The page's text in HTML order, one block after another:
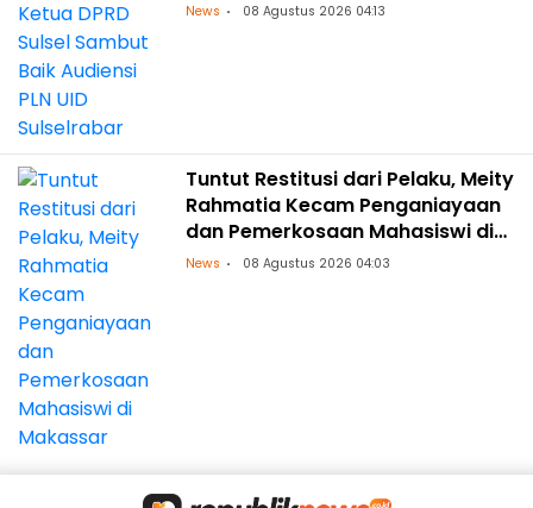
News 08 Agustus 2026 04:13
Tuntut Restitusi dari Pelaku, Meity
Rahmatia Kecam Penganiayaan
dan Pemerkosaan Mahasiswi di
Makassar
News 08 Agustus 2026 04:03